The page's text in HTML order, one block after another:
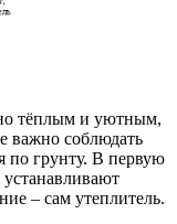
тёплым и уютным,
важно соблюдать
по грунту. В первую
устанавливают
– сам утеплитель.